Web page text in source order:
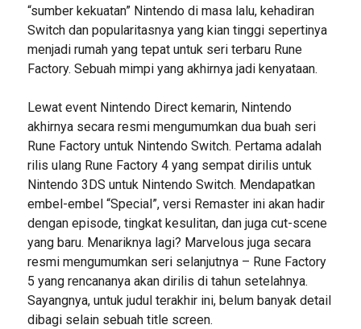
“sumber kekuatan” Nintendo di masa lalu, kehadiran
Switch dan popularitasnya yang kian tinggi sepertinya
menjadi rumah yang tepat untuk seri terbaru Rune
Factory. Sebuah mimpi yang akhirnya jadi kenyataan.
Lewat event Nintendo Direct kemarin, Nintendo
akhirnya secara resmi mengumumkan dua buah seri
Rune Factory untuk Nintendo Switch. Pertama adalah
rilis ulang Rune Factory 4 yang sempat dirilis untuk
Nintendo 3DS untuk Nintendo Switch. Mendapatkan
embel-embel “Special”, versi Remaster ini akan hadir
dengan episode, tingkat kesulitan, dan juga cut-scene
yang baru. Menariknya lagi? Marvelous juga secara
resmi mengumumkan seri selanjutnya – Rune Factory
5 yang rencananya akan dirilis di tahun setelahnya.
Sayangnya, untuk judul terakhir ini, belum banyak detail
dibagi selain sebuah title screen.